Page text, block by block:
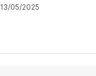
13/05/2025